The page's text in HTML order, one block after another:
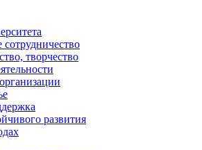
творчество
развития